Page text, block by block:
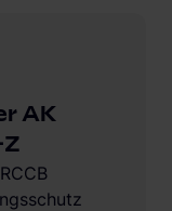
AK
Z